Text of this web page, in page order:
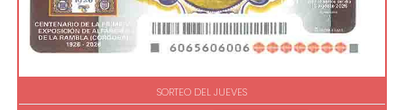
SORTEO DEL JUEVES